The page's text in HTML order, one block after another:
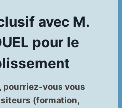
avec M.
pour le
pourriez-vous vous
(formation,